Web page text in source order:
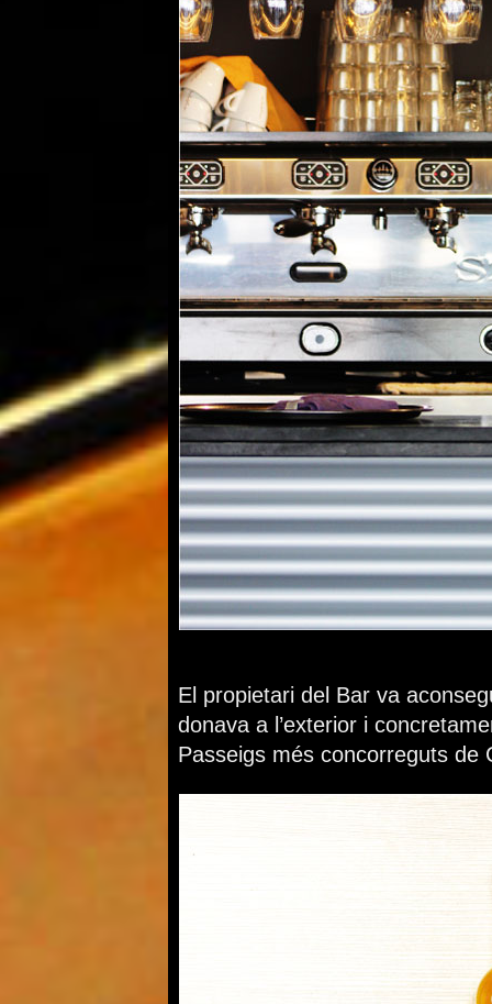
El propietari del Bar va
donava a l’exterior i
Passeigs més concorreguts de